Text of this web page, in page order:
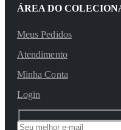
ÁREA DO
Meus Pedidos
Atendimento
Minha Conta
Login